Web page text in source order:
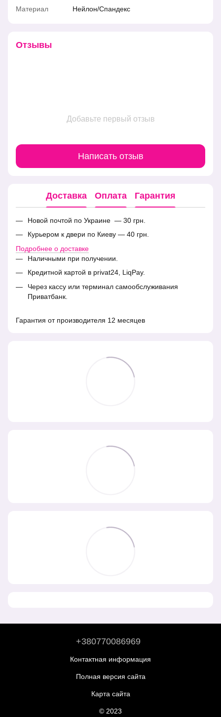
Материал Нейлон/Спандекс
Отзывы
Добавьте первый отзыв
Написать отзыв
Доставка Оплата Гарантия
Новой почтой по Украине — 30 грн.
Курьером к двери по Киеву — 40 грн.
Подробнее о доставке
Наличными при получении.
Кредитной картой в privat24, LiqPay.
Через кассу или терминал самообслуживания
Приватбанк.
Гарантия от производителя 12 месяцев
+380770086969
Контактная информация
Полная версия сайта
Карта сайта
© 2023